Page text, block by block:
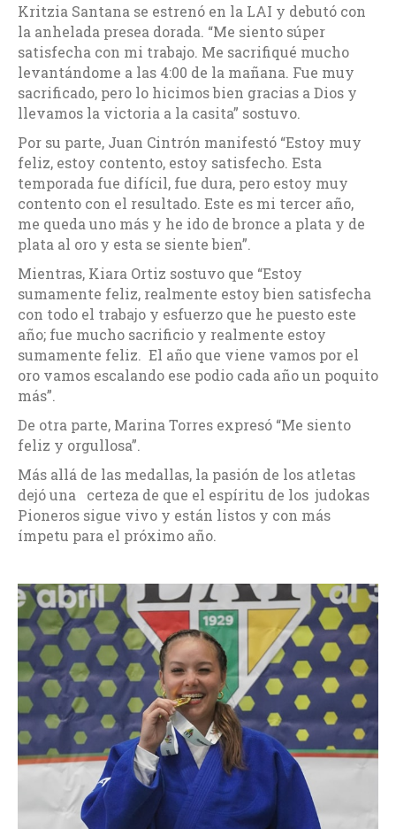
Kritzia Santana se estrenó en la LAI y debutó con
la anhelada presea dorada. “Me siento súper
satisfecha con mi trabajo. Me sacrifiqué mucho
levantándome a las 4:00 de la mañana. Fue muy
sacrificado, pero lo hicimos bien gracias a Dios y
llevamos la victoria a la casita” sostuvo.
Por su parte, Juan Cintrón manifestó “Estoy muy
feliz, estoy contento, estoy satisfecho. Esta
temporada fue difícil, fue dura, pero estoy muy
contento con el resultado. Este es mi tercer año,
me queda uno más y he ido de bronce a plata y de
plata al oro y esta se siente bien”.
Mientras, Kiara Ortiz sostuvo que “Estoy
sumamente feliz, realmente estoy bien satisfecha
con todo el trabajo y esfuerzo que he puesto este
año; fue mucho sacrificio y realmente estoy
sumamente feliz. El año que viene vamos por el
oro vamos escalando ese podio cada año un poquito
más”.
De otra parte, Marina Torres expresó “Me siento
feliz y orgullosa”.
Más allá de las medallas, la pasión de los atletas
dejó una certeza de que el espíritu de los judokas
Pioneros sigue vivo y están listos y con más
ímpetu para el próximo año.